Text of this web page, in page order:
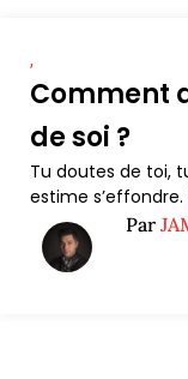
,
Comment
de soi ?
Tu doutes de toi,
estime
Par